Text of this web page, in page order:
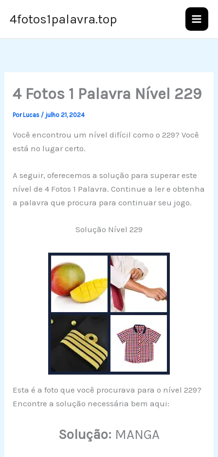
para4fotos1palavra.top
4 Fotos 1 Palavra Nível 229
PorLucas / julho 21, 2024
Você encontrou um nível difícil como o 229? Você
está no lugar certo.
A seguir, oferecemos a solução para superar este
nível de 4 Fotos 1 Palavra. Continue a ler e obtenha
a palavra que procura para continuar seu jogo.
Solução Nível 229
Esta é a foto que você procurava para o nível 229?
Encontre a solução necessária bem aqui:
Solução: MANGA